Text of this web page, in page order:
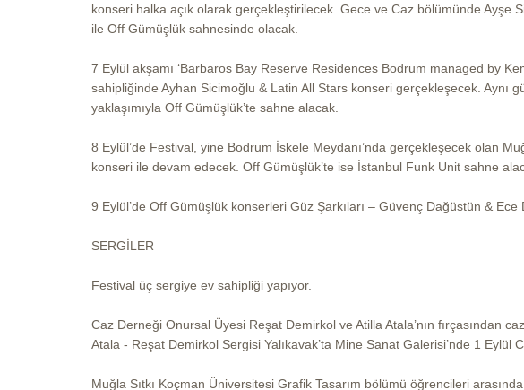
konseri halka açık olarak gerçekleştirilecek. Gece ve Caz bölümünde Ayşe
ile Off Gümüşlük sahnesinde olacak.
7 Eylül akşamı ‘Barbaros Bay Reserve Residences Bodrum managed by
sahipliğinde Ayhan Sicimoğlu & Latin All Stars konseri gerçekleşecek. Aynı
yaklaşımıyla Off Gümüşlük’te sahne alacak.
8 Eylül’de Festival, yine Bodrum İskele Meydanı’nda gerçekleşecek olan
konseri ile devam edecek. Off Gümüşlük’te ise İstanbul Funk Unit sahne
9 Eylül’de Off Gümüşlük konserleri Güz Şarkıları – Güvenç Dağüstün & Ece
SERGİLER
Festival üç sergiye ev sahipliği yapıyor.
Caz Derneği Onursal Üyesi Reşat Demirkol ve Atilla Atala’nın fırçasından
Atala - Reşat Demirkol Sergisi Yalıkavak’ta Mine Sanat Galerisi’nde 1 Eylül
Muğla Sıtkı Koçman Üniversitesi Grafik Tasarım bölümü öğrencileri